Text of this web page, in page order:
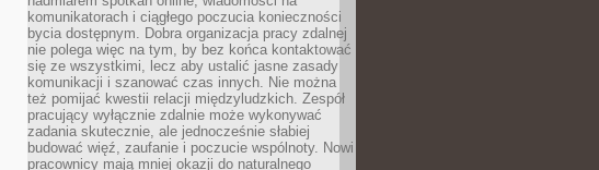
komunikatorach i ciągłego poczucia konieczności
bycia dostępnym. Dobra organizacja pracy zdalnej
nie polega więc na tym, by bez końca kontaktować
się ze wszystkimi, lecz aby ustalić jasne zasady
komunikacji i szanować czas innych. Nie można
też pomijać kwestii relacji międzyludzkich. Zespół
pracujący wyłącznie zdalnie może wykonywać
zadania skutecznie, ale jednocześnie słabiej
budować więź, zaufanie i poczucie wspólnoty. Nowi
pracownicy mają mniej okazji do naturalnego